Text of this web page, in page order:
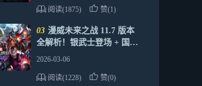
阅读(1875) 赞(1)
03 漫威未来之战 11.7 版本
全解析！银武士登场 + 国际
2026-03-06
阅读(1228) 赞(0)